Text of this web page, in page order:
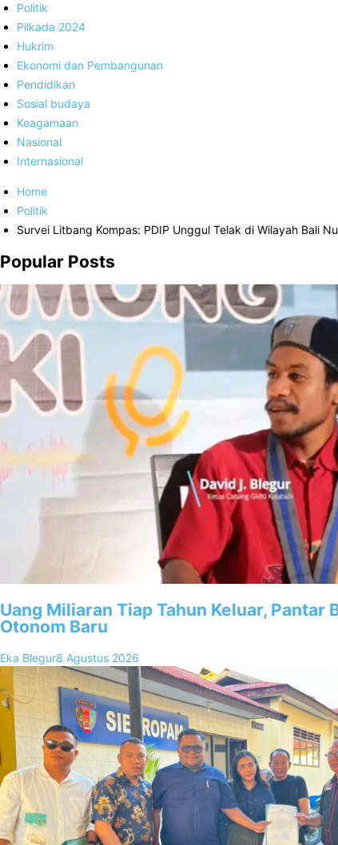
Politik
Pilkada 2024
Hukrim
Ekonomi dan Pembangunan
Pendidikan
Sosial budaya
Keagamaan
Nasional
Internasional
Home
Politik
Survei Litbang Kompas: PDIP Unggul Telak di Wilayah Bali
Popular Posts
Uang Miliaran Tiap Tahun Keluar,
Otonom Baru
Eka Blegur8 Agustus 2026